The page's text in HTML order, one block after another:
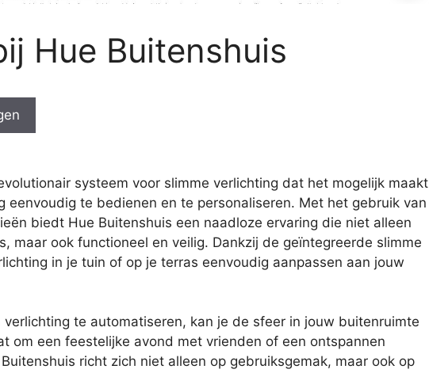
Hue Buitenshuis
systeem voor slimme verlichting dat het mogelijk maakt
eenvoudig te bedienen en te personaliseren. Met het gebruik van
biedt Hue Buitenshuis een naadloze ervaring die niet alleen
maar ook functioneel en veilig. Dankzij de geïntegreerde slimme
in je tuin of op je terras eenvoudig aanpassen aan jouw
verlichting te automatiseren, kan je de sfeer in jouw buitenruimte
om een feestelijke avond met vrienden of een ontspannen
richt zich niet alleen op gebruiksgemak, maar ook op